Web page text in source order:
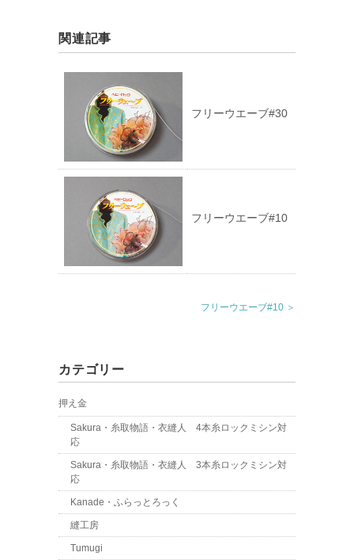
関連記事
フリーウエーブ#30
フリーウエーブ#10
フリーウエーブ#10 ＞
カテゴリー
押え金
Sakura・糸取物語・衣縫人 4本糸ロックミシン対
応
Sakura・糸取物語・衣縫人 3本糸ロックミシン対
応
Kanade・ふらっとろっく
縫工房
Tumugi